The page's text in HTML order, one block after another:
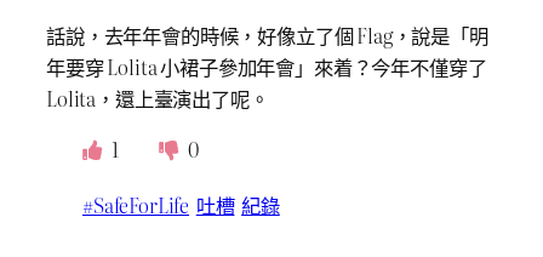
話說，去年年會的時候，好像立了個 Flag，說是「明
年要穿 Lolita 小裙子參加年會」來着？今年不僅穿了
Lolita，還上臺演出了呢。
1
0
#SafeForLife 吐槽 紀錄